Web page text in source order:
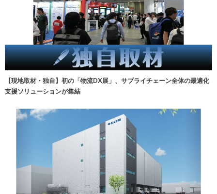
【現地取材・独自】初の「物流DX展」、サプライチェーン全体の最適化
支援ソリューションが集結